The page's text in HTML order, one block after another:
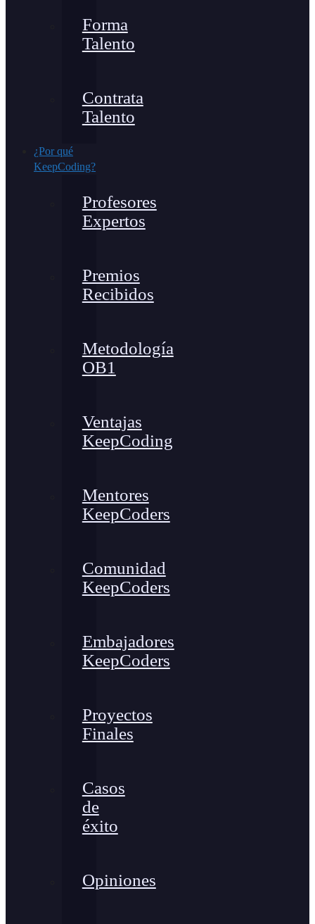
Forma
Talento
Contrata
Talento
¿Por qué
KeepCoding?
Profesores
Expertos
Premios
Recibidos
Metodología
OB1
Ventajas
KeepCoding
Mentores
KeepCoders
Comunidad
KeepCoders
Embajadores
KeepCoders
Proyectos
Finales
Casos
de
éxito
Opiniones